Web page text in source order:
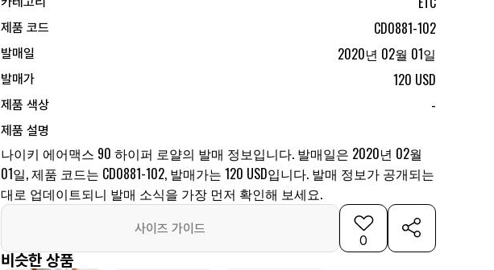
제품 코드 CD0881-102
발매일 2020년 02월 01일
발매가 120 USD
제품 색상 -
제품 설명
나이키 에어맥스 90 하이퍼 로얄의 발매 정보입니다. 발매일은 2020년 02월
01일, 제품 코드는 CD0881-102, 발매가는 120 USD입니다. 발매 정보가 공개되는
대로 업데이트되니 발매 소식을 가장 먼저 확인해 보세요.
사이즈 가이드
0
비슷한 상품